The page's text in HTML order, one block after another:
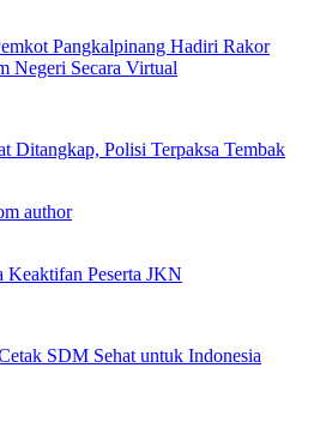
Pangkalpinang Hadiri Rakor
Negeri Secara Virtual
Ditangkap, Polisi Terpaksa Tembak
author
Peserta JKN
SDM Sehat untuk Indonesia